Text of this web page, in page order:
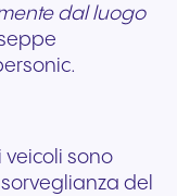
dal luogo
veicoli sono
del